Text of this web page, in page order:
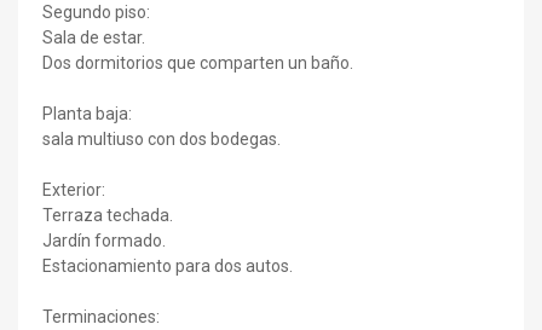
Segundo piso:
Sala de estar.
Dos dormitorios que comparten un baño.
Planta baja:
sala multiuso con dos bodegas.
Exterior:
Terraza techada.
Jardín formado.
Estacionamiento para dos autos.
Terminaciones: